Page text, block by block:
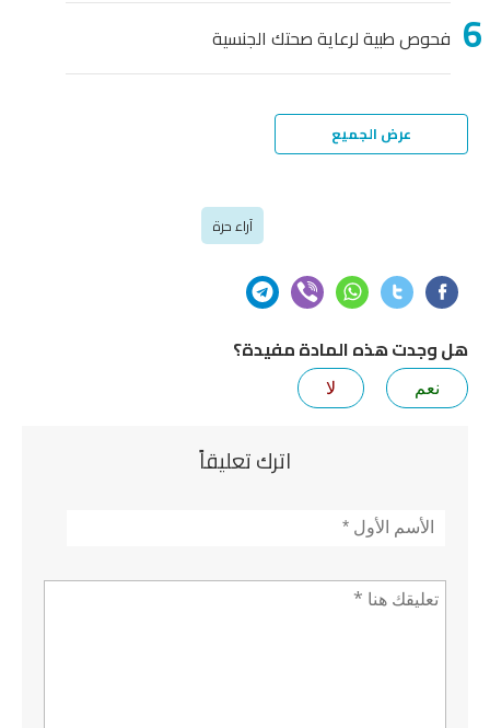
فحوص طبية لرعاية صحتك الجنسية
عرض الجميع
آراء حرة
هل وجدت هذه المادة مفيدة؟
نعم لا
اترك تعليقاً
الأسم*
تعليق *